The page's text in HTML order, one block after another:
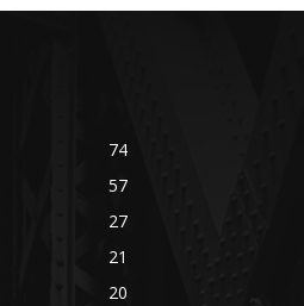
74
57
27
21
20